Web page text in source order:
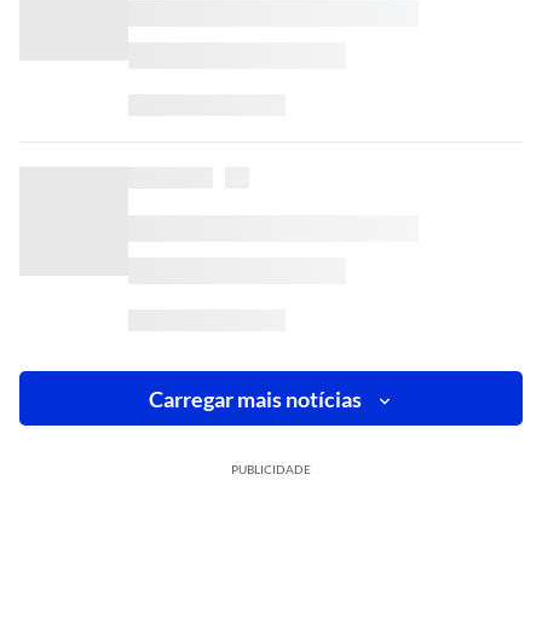
Carregar mais notícias
PUBLICIDADE